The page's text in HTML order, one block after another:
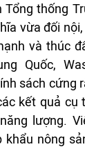
thống
vừa đối
và thúc
Quốc,
sách cứng
kết quả cụ
lượng.
khẩu nông